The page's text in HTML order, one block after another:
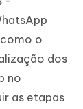
o
dos
no
as etapas